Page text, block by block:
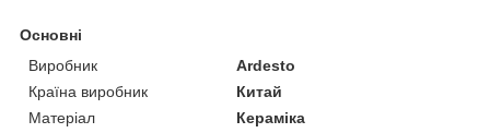
Основні
Виробник
Ardesto
Країна виробник
Китай
Матеріал
Кераміка